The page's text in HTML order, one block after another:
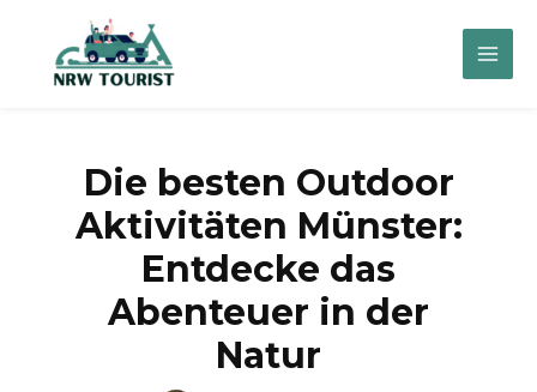
springen
Main
Die besten Outdoor
Aktivitäten Münster:
Entdecke das
Abenteuer in der
Natur